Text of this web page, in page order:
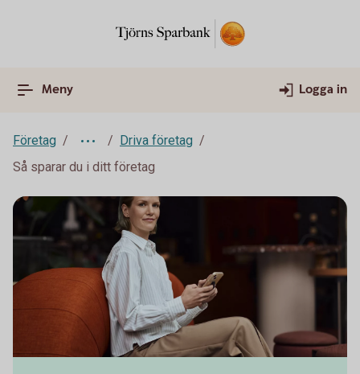
Meny Logga in
Företag
Driva företag
Så sparar du i ditt företag